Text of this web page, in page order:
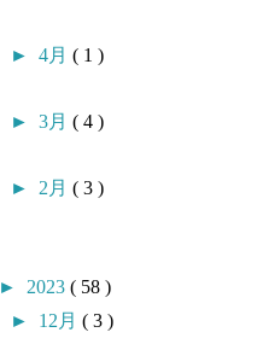
► 4月 ( 1 )
► 3月 ( 4 )
► 2月 ( 3 )
► 2023 ( 58 )
► 12月 ( 3 )